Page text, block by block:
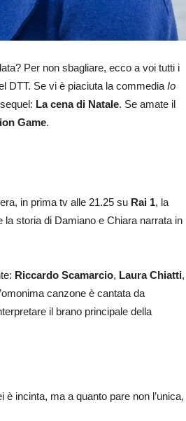
Per non sbagliare, ecco a voi tutti i
DTT. Se vi è piaciuta la commedia Io
La cena di Natale. Se amate il
Game.
in prima tv alle 21.25 su Rai 1, la
storia di Damiano e Chiara narrata in
Riccardo Scamarcio, Laura Chiatti,
canzone è cantata da
il brano principale della
incinta, ma a quanto pare non l’unica,